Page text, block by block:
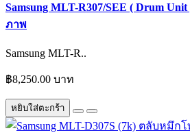
Samsung MLT-R307/SEE ( Drum
ภาพ
Samsung MLT-R..
฿8,250.00 บาท
หยิบใส่ตะกร้า